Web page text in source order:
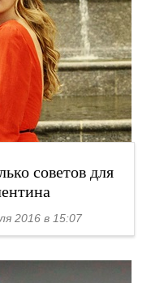
советов для
2016 в 15:07